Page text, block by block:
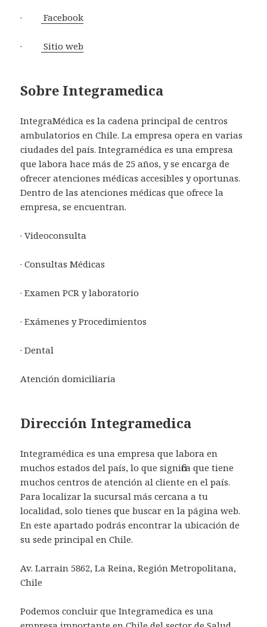
· Facebook
· Sitio web
Sobre Integramedica
IntegraMédica es la cadena principal de centros
ambulatorios en Chile. La empresa opera en varias
ciudades del país. Integramédica es una empresa
que labora hace más de 25 años, y se encarga de
ofrecer atenciones médicas accesibles y oportunas.
Dentro de las atenciones médicas que ofrece la
empresa, se encuentran.
· Videoconsulta
· Consultas Médicas
· Examen PCR y laboratorio
· Exámenes y Procedimientos
· Dental
Atención domiciliaria
Dirección Integramedica
Integramédica es una empresa que labora en
muchos estados del país, lo que significa que tiene
muchos centros de atención al cliente en el país.
Para localizar la sucursal más cercana a tu
localidad, solo tienes que buscar en la página web.
En este apartado podrás encontrar la ubicación de
su sede principal en Chile.
Av. Larrain 5862, La Reina, Región Metropolitana,
Chile
Podemos concluir que Integramedica es una